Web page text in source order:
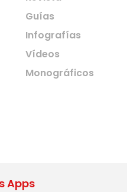
Guías
Infografías
Vídeos
Monográficos
Apps